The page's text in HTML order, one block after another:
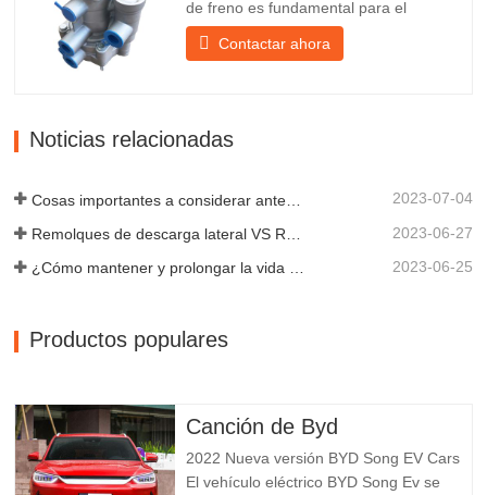
de freno es fundamental para el
estacionamiento, ya que facilita el
frenado suave del remolque. Chengda,
tipos de remolques, integrando
producción, investigación y desarrollo
Contactar ahora
Noticias relacionadas
2023-07-04
2023-06-27
¿Cómo mantener y prolongar la vida útil de los remolques de descarga final? 2023-06-25
Productos populares
Canción de Byd
2022 Nueva versión BYD Song EV Cars
El vehículo eléctrico BYD Song Ev se